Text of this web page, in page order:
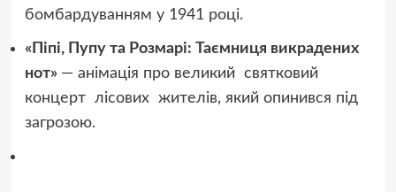
бомбардуванням у 1941 році.
«Піпі, Пупу та Розмарі: Таємниця викрадених
нот» — анімація про великий святковий
концерт лісових жителів, який опинився під
загрозою.